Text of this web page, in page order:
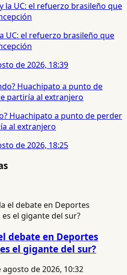
UC: el refuerzo brasileño que
de 2026, 18:39
Huachipato a punto de perder
al extranjero
de 2026, 18:25
debate en Deportes
el gigante del sur?
agosto de 2026, 10:32